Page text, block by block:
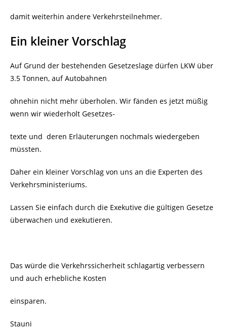
damit weiterhin andere Verkehrsteilnehmer.
Ein kleiner Vorschlag
Auf Grund der bestehenden Gesetzeslage dürfen LKW über
3.5 Tonnen, auf Autobahnen
ohnehin nicht mehr überholen. Wir fänden es jetzt müßig
wenn wir wiederholt Gesetzes-
texte und deren Erläuterungen nochmals wiedergeben
müssten.
Daher ein kleiner Vorschlag von uns an die Experten des
Verkehrsministeriums.
Lassen Sie einfach durch die Exekutive die gültigen Gesetze
überwachen und exekutieren.
Das würde die Verkehrssicherheit schlagartig verbessern
und auch erhebliche Kosten
einsparen.
Stauni